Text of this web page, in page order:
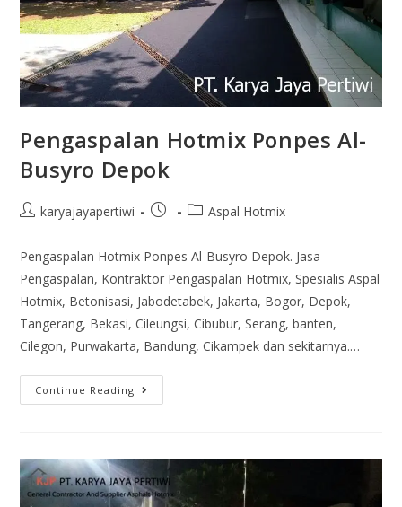
Pengaspalan Hotmix Ponpes Al-
Busyro Depok
karyajayapertiwi Aspal Hotmix
Pengaspalan Hotmix Ponpes Al-Busyro Depok. Jasa
Pengaspalan, Kontraktor Pengaspalan Hotmix, Spesialis Aspal
Hotmix, Betonisasi, Jabodetabek, Jakarta, Bogor, Depok,
Tangerang, Bekasi, Cileungsi, Cibubur, Serang, banten,
Cilegon, Purwakarta, Bandung, Cikampek dan sekitarnya.…
Continue Reading